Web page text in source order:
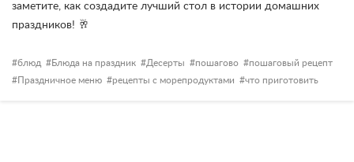
заметите, как создадите лучший стол в истории домашних
праздников! 🥂
блюд Блюда на праздник Десерты пошагово
пошаговый рецепт
Праздничное меню
рецепты с морепродуктами что приготовить